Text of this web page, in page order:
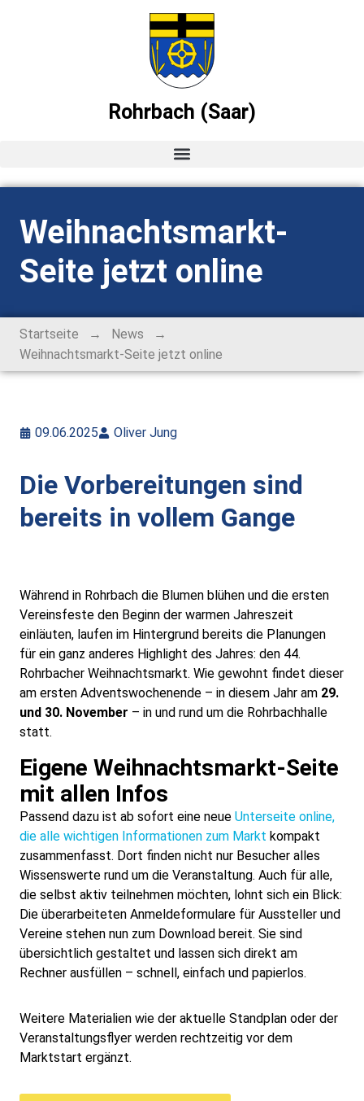
Rohrbach (Saar)
News
Ortsvorsteher-Blog
Termine
Alt-Rohrbach-Fest
Weihnachtsmarkt
Unser Ort
Über Rohrbach
Ortsrat
Schiedsmann
Gastronomie & Übernachtung
Vereine
Downloads
Links
Kontakt
Gästebuch
Impressum
Datenschutz
Weihnachtsmarkt-
Seite jetzt online
Startseite → News
→
Weihnachtsmarkt-Seite jetzt online
09.06.2025 Oliver Jung
Die Vorbereitungen sind
bereits in vollem Gange
Während in Rohrbach die Blumen blühen und die ersten
Vereinsfeste den Beginn der warmen Jahreszeit
einläuten, laufen im Hintergrund bereits die Planungen
für ein ganz anderes Highlight des Jahres: den 44.
Rohrbacher Weihnachtsmarkt. Wie gewohnt findet dieser
am ersten Adventswochenende – in diesem Jahr am 29.
und 30. November – in und rund um die Rohrbachhalle
statt.
Eigene Weihnachtsmarkt-Seite
mit allen Infos
Passend dazu ist ab sofort eine neue Unterseite online,
die alle wichtigen Informationen zum Markt kompakt
zusammenfasst. Dort finden nicht nur Besucher alles
Wissenswerte rund um die Veranstaltung. Auch für alle,
die selbst aktiv teilnehmen möchten, lohnt sich ein Blick:
Die überarbeiteten Anmeldeformulare für Aussteller und
Vereine stehen nun zum Download bereit. Sie sind
übersichtlich gestaltet und lassen sich direkt am
Rechner ausfüllen – schnell, einfach und papierlos.
Weitere Materialien wie der aktuelle Standplan oder der
Veranstaltungsflyer werden rechtzeitig vor dem
Marktstart ergänzt.